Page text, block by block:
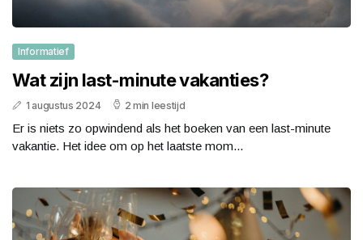
Informatief
Wat zijn last-minute vakanties?
1 augustus 2024 2 min leestijd
Er is niets zo opwindend als het boeken van een last-minute
vakantie. Het idee om op het laatste mom...